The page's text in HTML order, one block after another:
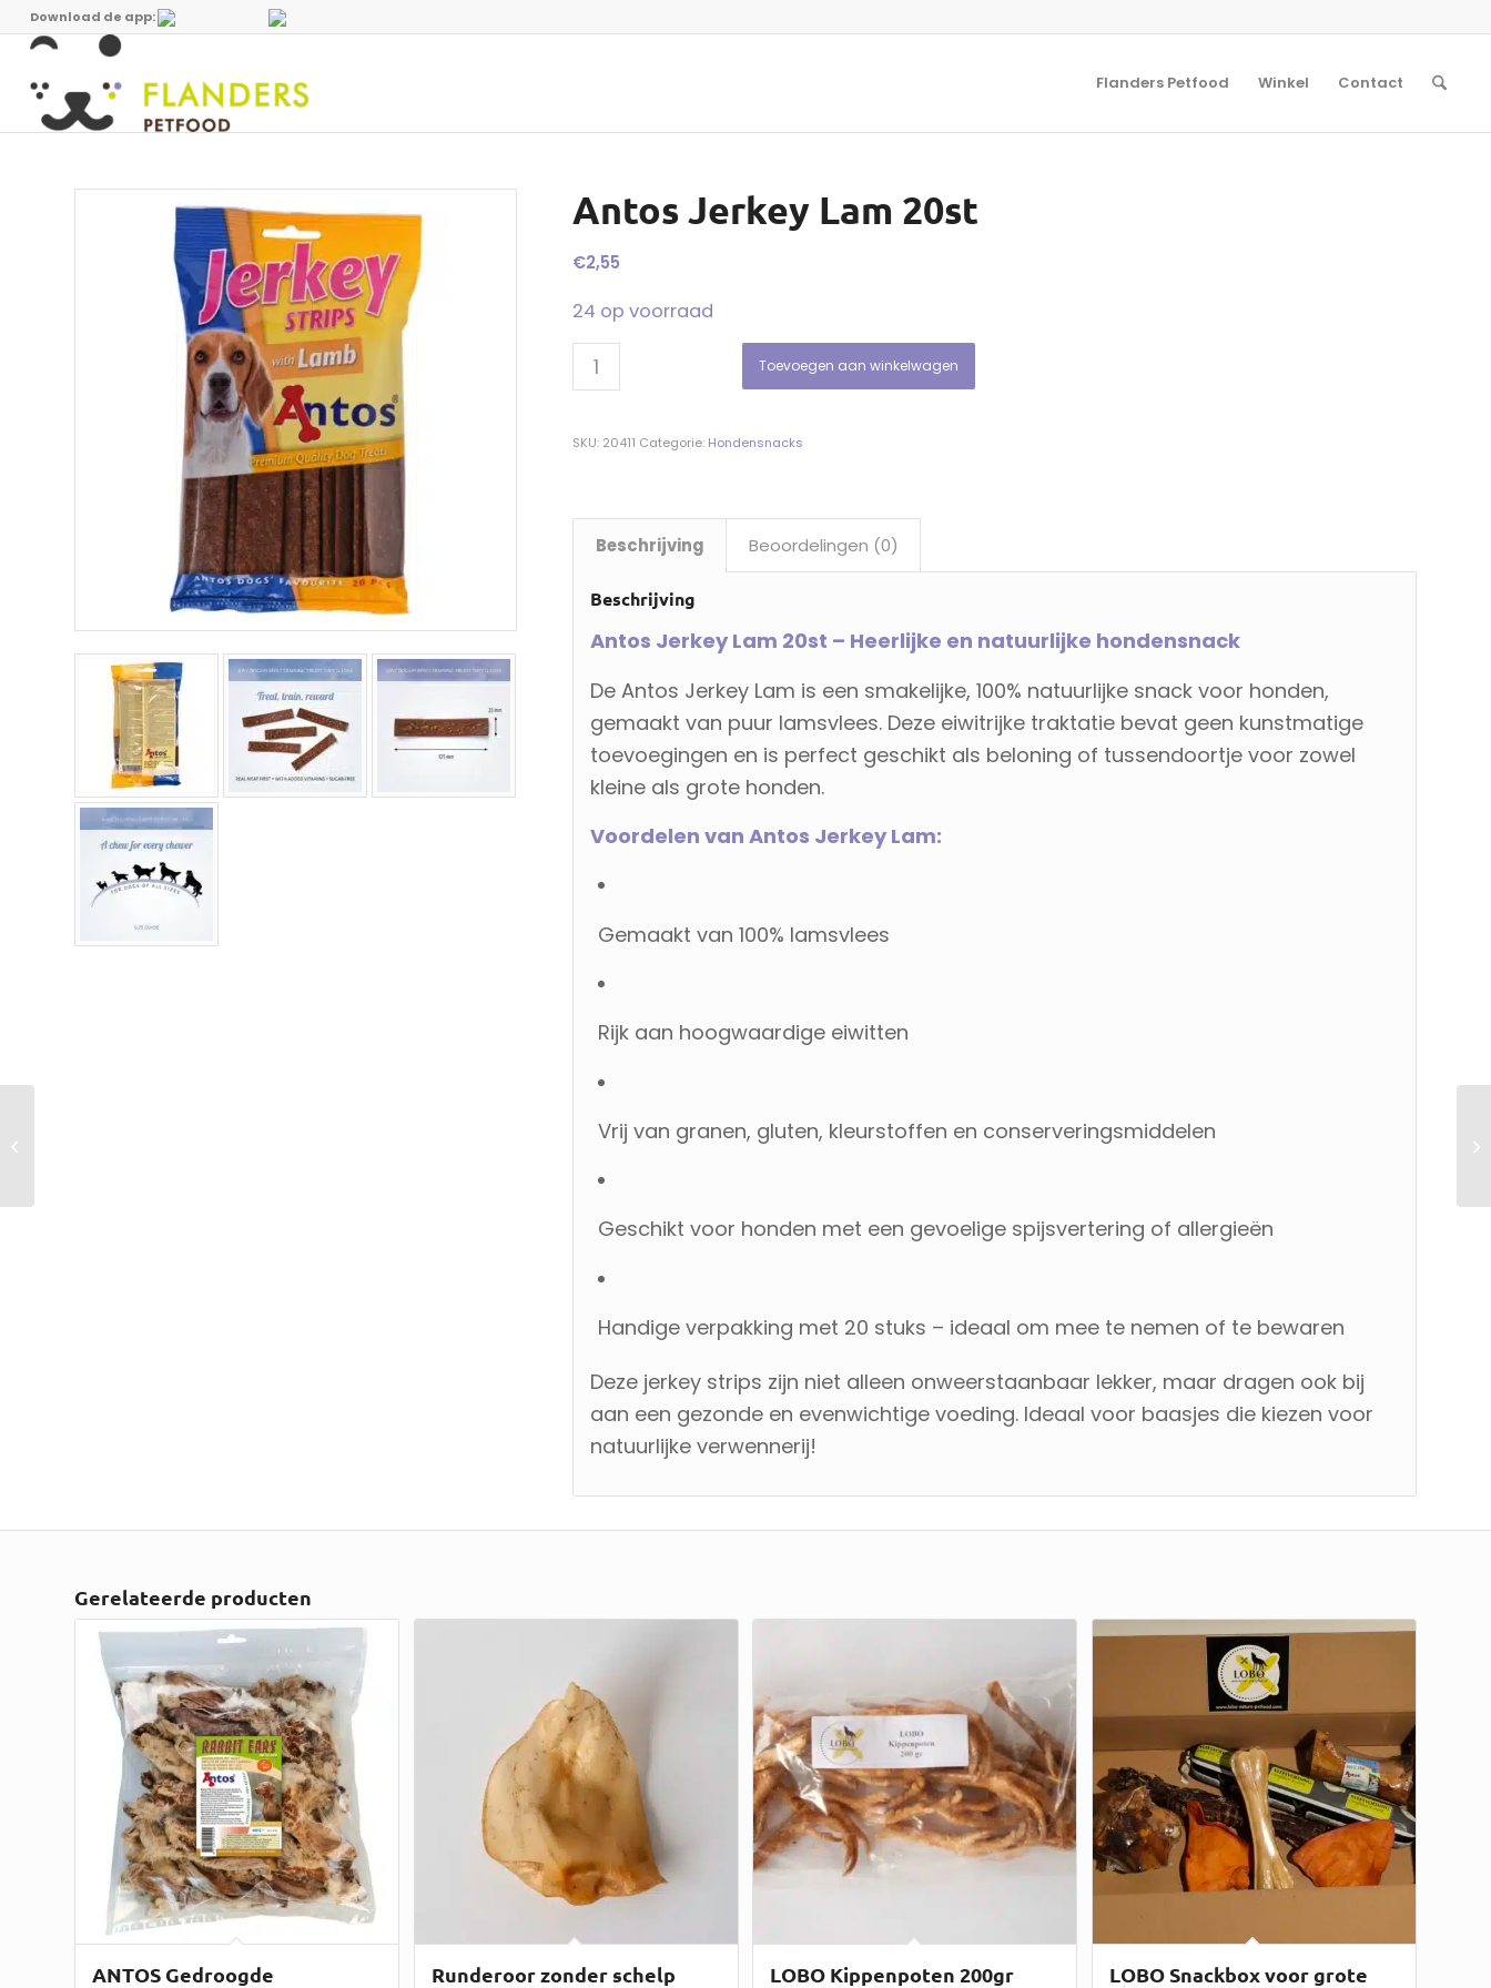
Download de app:
Flanders Petfood Winkel Contact
Antos Jerkey Lam 20st
€2,55
24 op voorraad
Toevoegen aan winkelwagen
SKU: 20411 Categorie: Hondensnacks
Beschrijving Beoordelingen (0)
Beschrijving
Antos Jerkey Lam 20st – Heerlijke en natuurlijke hondensnack
De Antos Jerkey Lam is een smakelijke, 100% natuurlijke snack voor honden,
gemaakt van puur lamsvlees. Deze eiwitrijke traktatie bevat geen kunstmatige
toevoegingen en is perfect geschikt als beloning of tussendoortje voor zowel
kleine als grote honden.
Voordelen van Antos Jerkey Lam:
Gemaakt van 100% lamsvlees
Rijk aan hoogwaardige eiwitten
Vrij van granen, gluten, kleurstoffen en conserveringsmiddelen
Geschikt voor honden met een gevoelige spijsvertering of allergieën
Handige verpakking met 20 stuks – ideaal om mee te nemen of te bewaren
Deze jerkey strips zijn niet alleen onweerstaanbaar lekker, maar dragen ook bij
aan een gezonde en evenwichtige voeding. Ideaal voor baasjes die kiezen voor
natuurlijke verwennerij!
Gerelateerde producten
ANTOS Gedroogde
Runderoor zonder schelp LOBO Kippenpoten 200gr
LOBO Snackbox voor grote